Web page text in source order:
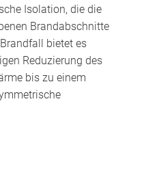
Isolation, die die
Brandabschnitte
bietet es
Reduzierung des
bis zu einem